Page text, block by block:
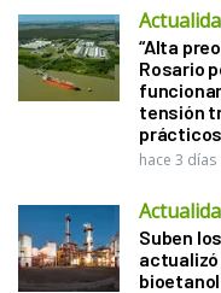
“Alta
Rosario
tensión
prácticos
hace 3 días
Suben
actualizó
bioetanol